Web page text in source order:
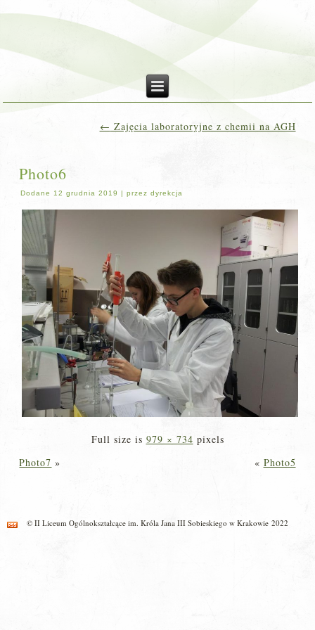
← Zajęcia laboratoryjne z chemii na AGH
Photo6
Dodane 12 grudnia 2019 |przez dyrekcja
Full size is 979 × 734 pixels
Photo7 » « Photo5
© II Liceum Ogólnokształcące im. Króla Jana III Sobieskiego w Krakowie 2022